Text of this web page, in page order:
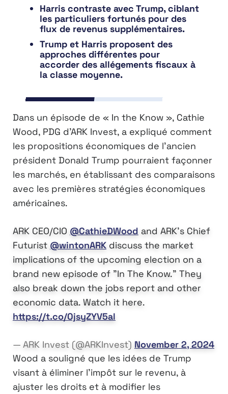
Harris contraste avec Trump, ciblant
les particuliers fortunés pour des
flux de revenus supplémentaires.
Trump et Harris proposent des
approches différentes pour
accorder des allégements fiscaux à
la classe moyenne.
Dans un épisode de « In the Know », Cathie
Wood, PDG d’ARK Invest, a expliqué comment
les propositions économiques de l’ancien
président Donald Trump pourraient façonner
les marchés, en établissant des comparaisons
avec les premières stratégies économiques
américaines.
ARK CEO/CIO @CathieDWood and ARK's Chief
Futurist @wintonARK discuss the market
implications of the upcoming election on a
brand new episode of "In The Know." They
also break down the jobs report and other
economic data. Watch it here.
https://t.co/0jsyZYV5al
— ARK Invest (@ARKInvest) November 2, 2024
Wood a souligné que les idées de Trump
visant à éliminer l’impôt sur le revenu, à
ajuster les droits et à modifier les